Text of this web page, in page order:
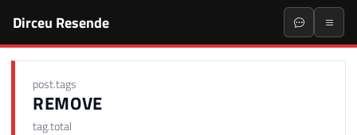
Dirceu Resende
post.tags
REMOVE
tag.total